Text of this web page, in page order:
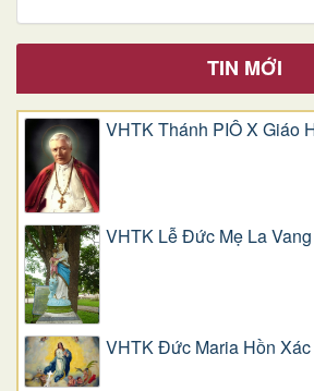
TIN MỚI
VHTK Thánh PIÔ X Giáo
VHTK Lễ Đức Mẹ La
VHTK Đức Maria Hồn